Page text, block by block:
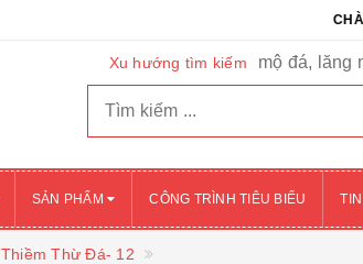
CHÀO
Xu hướng tìm kiếm mộ đá, lăng
SẢN PHẨM CÔNG TRÌNH TIÊU BIỂU
Thiềm Thừ Đá- 12